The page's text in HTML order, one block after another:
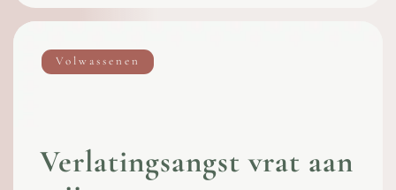
Volwassenen
Verlatingsangst vrat aan